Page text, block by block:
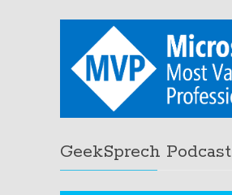
GeekSprech Podcast